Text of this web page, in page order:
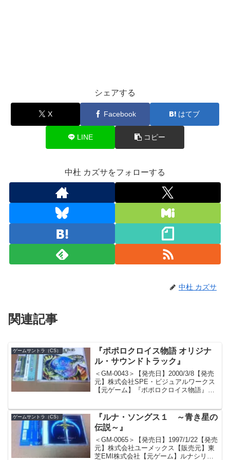
シェアする
X Facebook はてブ
LINE コピー
中杜 カズサをフォローする
中杜 カズサ
関連記事
ゲームサントラ（CS）
『ポポロクロイス物語 オリジナ
ル・サウンドトラック』
＜GM-0043＞【発売日】2000/3/8【発売
元】株式会社SPE・ビジュアルワークス
【元ゲーム】『ポポロクロイス物語』
PS【ゲームジャンル】RPG【枚数】
1【価格...
ゲームサントラ（CS）
『ルナ・ソングス１ ～青き星の
伝説～』
＜GM-0065＞【発売日】1997/1/22【発売
元】株式会社ユーメックス【販売元】東
芝EMI株式会社【元ゲーム】ルナシリー